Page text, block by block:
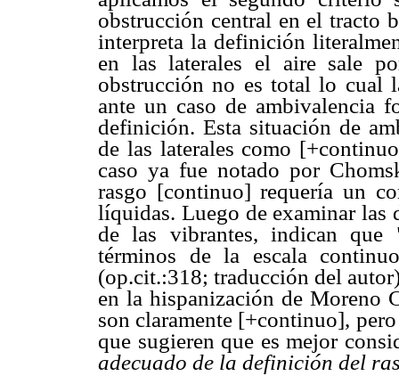
obstrucción central en el tracto
interpreta la definición
en las laterales el aire sale
obstrucción no es total lo cual
ante un caso de ambivalencia
definición. Esta situación de
de las laterales como
caso ya fue notado por
rasgo [continuo] requería un
líquidas. Luego de examinar las
de las vibrantes, indican
términos de la escala
(op.cit.:318; traducción del
en la hispanización de Moreno
son claramente [+continuo],
que sugieren que es mejor
adecuado de la definición del